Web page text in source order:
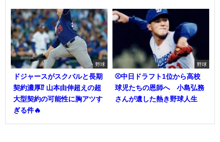
野球
ドジャースがスクバルと長期
契約濃厚⁉︎ 山本由伸超えの超
大型契約の可能性に胸アツす
ぎる件🔥
野球
⚾中日ドラフト1位から高校
球児たちの恩師へ 小島弘務
さんが遺した熱き野球人生